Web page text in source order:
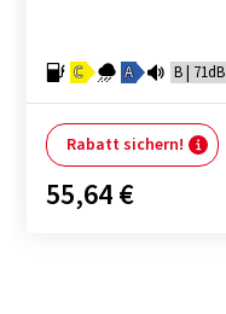
C A B | 71dB
Rabatt sichern!
55,64 €